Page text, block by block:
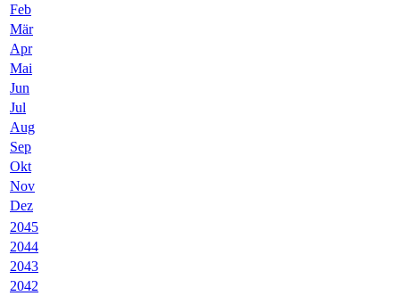
Feb
Mär
Apr
Mai
Jun
Jul
Aug
Sep
Okt
Nov
Dez
2045
2044
2043
2042